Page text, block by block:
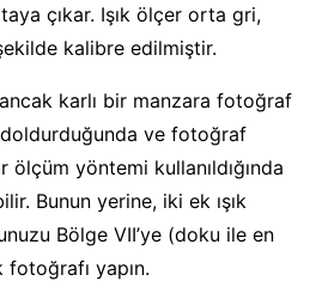
çıkar. Işık ölçer orta gri,
kalibre edilmiştir.
karlı bir manzara fotoğraf
ve fotoğraf
yöntemi kullanıldığında
Bunun yerine, iki ek ışık
Bölge VII’ye (doku ile en
yapın.